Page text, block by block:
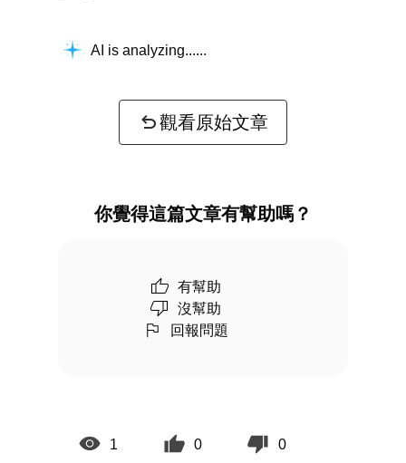
AI is analyzing...
觀看原始文章
你覺得這篇文章有幫助嗎？
有幫助
沒幫助
回報問題
1 0 0